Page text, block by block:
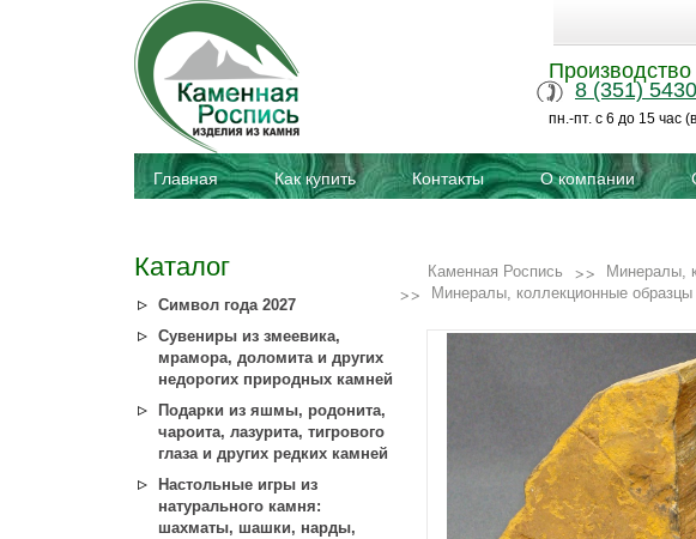
8 (351)
пн.-пт. с 6 до 15 час
Главная Как купить Контакты О компании
Каталог
Символ года 2027
Сувениры из змеевика,
мрамора, доломита и других
недорогих природных камней
Подарки из яшмы, родонита,
чароита, лазурита, тигрового
глаза и других редких камней
Настольные игры из
натурального камня:
шахматы, шашки, нарды,
Каменная Роспись
Минералы,
Минералы, коллекционные образцы